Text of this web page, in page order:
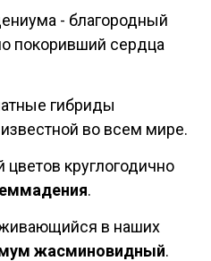
- благородный
покоривший сердца
гибриды
известной во всем мире.
круглогодично
.
в наших
жасминовидный.